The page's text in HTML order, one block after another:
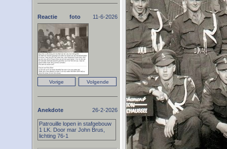
Reactie foto 11-6-2026
Anekdote 26-2-2026
Patrouille lopen in stafgebouw
1 LK. Door mar John Brus,
lichting 76-1